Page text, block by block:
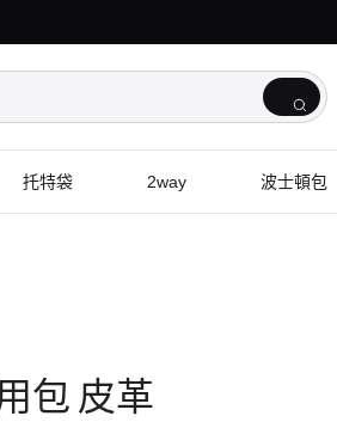
托特袋 2way 波士頓包
包 皮革